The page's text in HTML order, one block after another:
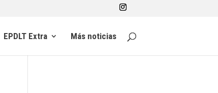
EPDLT Extra Más noticias